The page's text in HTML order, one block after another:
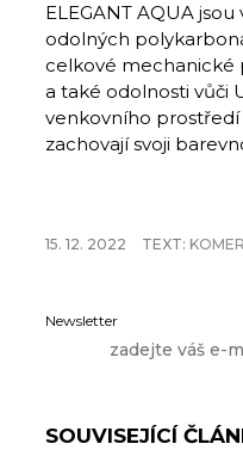
ELEGANT AQUA
odolných
celkové mechanické
a také odolnosti vůči
venkovního prostředí
zachovají svoji
15. 12. 2022 TEXT:
Newsletter
SOUVISEJÍCÍ